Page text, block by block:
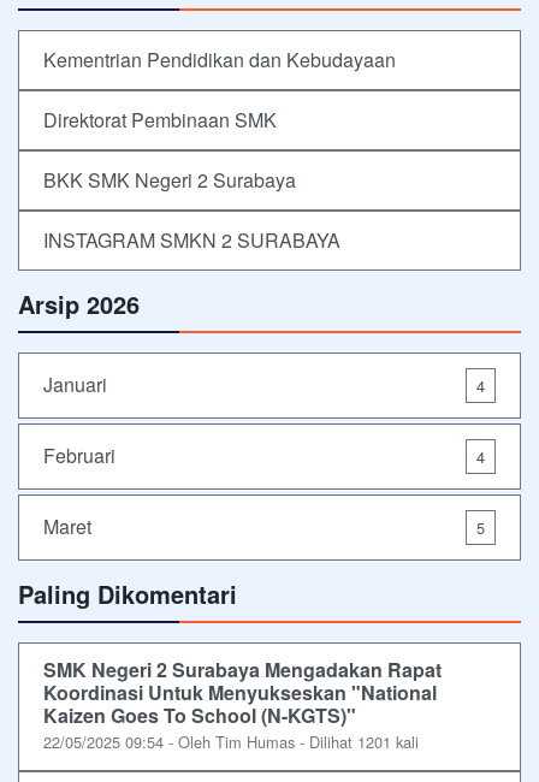
Kementrian Pendidikan dan Kebudayaan
Direktorat Pembinaan SMK
BKK SMK Negeri 2 Surabaya
INSTAGRAM SMKN 2 SURABAYA
Arsip 2026
Januari 4
Februari 4
Maret 5
Paling Dikomentari
SMK Negeri 2 Surabaya Mengadakan Rapat
Koordinasi Untuk Menyukseskan "National
Kaizen Goes To School (N-KGTS)"
22/05/2025 09:54 - Oleh Tim Humas - Dilihat 1201 kali